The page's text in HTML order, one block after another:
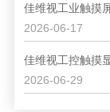
佳维视工业触摸
2026-06-17
佳维视工控触摸
2026-06-29